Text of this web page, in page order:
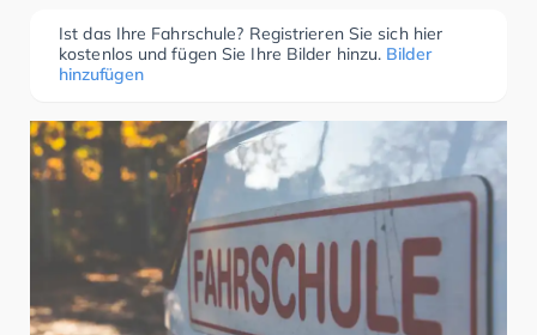
Ist das Ihre Fahrschule? Registrieren Sie sich hier
kostenlos und fügen Sie Ihre Bilder hinzu. Bilder
hinzufügen